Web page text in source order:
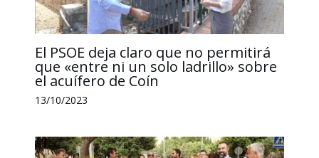
El PSOE deja claro que no permitirá
que «entre ni un solo ladrillo» sobre
el acuífero de Coín
13/10/2023